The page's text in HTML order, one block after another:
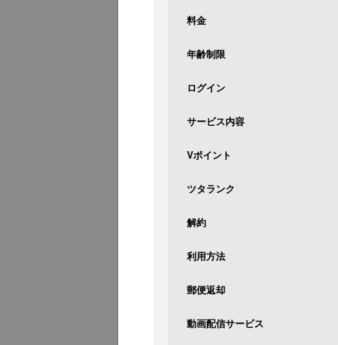
料金
年齢制限
ログイン
サービス内容
Vポイント
ツタランク
解約
利用方法
郵便返却
動画配信サービス